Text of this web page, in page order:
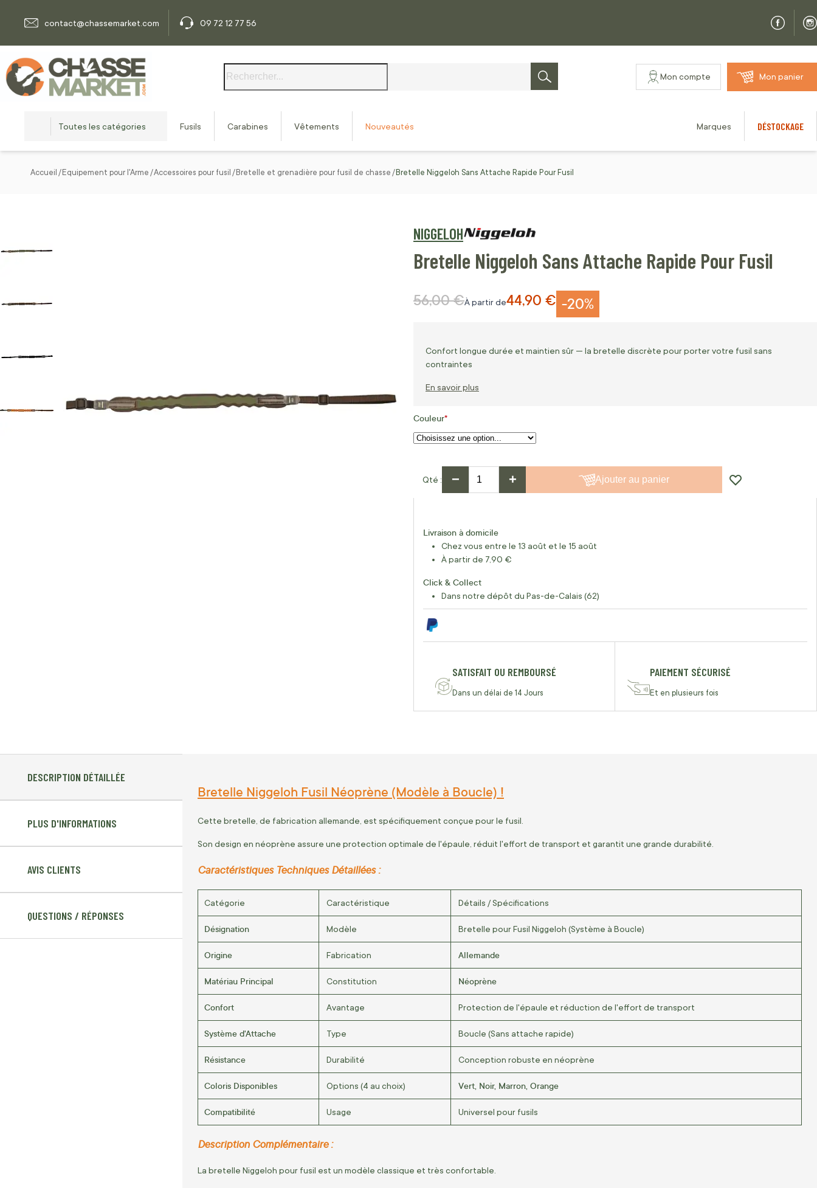
contact@chassemarket.com
09 72 12 77 56
Rechercher
Mon compte Mon panier
Toutes les catégories Fusils Carabines Vêtements Nouveautés Marques DÉSTOCKAGE
Accueil Equipement pour l'Arme Accessoires pour fusil Bretelle et grenadière pour fusil de chasse Bretelle Niggeloh Sans Attache Rapide Pour Fusil
NIGGELOH
Bretelle Niggeloh Sans Attache Rapide Pour Fusil
-20%
À partir de44,90 €
Prix normal
56,00 €
Confort longue durée et maintien sûr — la bretelle discrète pour porter votre fusil sans
contraintes
En savoir plus
Couleur
Qté − + Ajouter au panier
Livraison à domicile
Chez vous entre le 13 août et le 15 août
À partir de 7,90 €
Click & Collect
Dans notre dépôt du Pas-de-Calais (62)
SATISFAIT OU REMBOURSÉ
Dans un délai de 14 Jours
PAIEMENT SÉCURISÉ
Et en plusieurs fois
DESCRIPTION DÉTAILLÉE
PLUS D'INFORMATIONS
AVIS CLIENTS
QUESTIONS / RÉPONSES
Bretelle Niggeloh Fusil Néoprène (Modèle à Boucle) !
Cette bretelle, de fabrication allemande, est spécifiquement conçue pour le fusil.
Son design en néoprène assure une protection optimale de l'épaule, réduit l'effort de transport et garantit une grande durabilité.
Caractéristiques Techniques Détaillées :
Catégorie Caractéristique Détails / Spécifications
Désignation Modèle Bretelle pour Fusil Niggeloh (Système à Boucle)
Origine Fabrication Allemande
Matériau Principal Constitution Néoprène
Confort Avantage Protection de l'épaule et réduction de l'effort de transport
Système d'Attache Type Boucle (Sans attache rapide)
Résistance Durabilité Conception robuste en néoprène
Coloris Disponibles Options (4 au choix) Vert, Noir, Marron, Orange
Compatibilité Usage Universel pour fusils
Description Complémentaire :
La bretelle Niggeloh pour fusil est un modèle classique et très confortable.